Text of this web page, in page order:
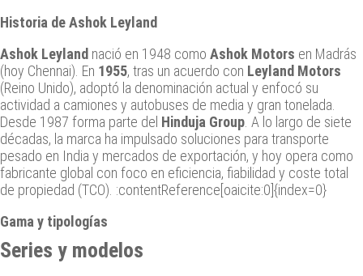
Historia de Ashok Leyland
Ashok Leyland nació en 1948 como Ashok Motors en Madrás
(hoy Chennai). En 1955, tras un acuerdo con Leyland Motors
(Reino Unido), adoptó la denominación actual y enfocó su
actividad a camiones y autobuses de media y gran tonelada.
Desde 1987 forma parte del Hinduja Group . A lo largo de siete
décadas, la marca ha impulsado soluciones para transporte
pesado en India y mercados de exportación, y hoy opera como
fabricante global con foco en eficiencia, fiabilidad y coste total
de propiedad (TCO). :contentReference[oaicite:0]{index=0}
Gama y tipologías
Series y modelos